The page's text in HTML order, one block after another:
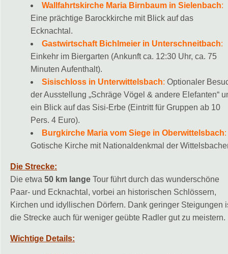
Wallfahrtskirche Maria Birnbaum in Sielenbach:
Eine prächtige Barockkirche mit Blick auf das
Ecknachtal.
Gastwirtschaft Bichlmeier in Unterschneitbach:
Einkehr im Biergarten (Ankunft ca. 12:30 Uhr, ca. 75
Minuten Aufenthalt).
Sisischloss in Unterwittelsbach: Optionaler
der Ausstellung „Schräge Vögel & andere Elefanten“
ein Blick auf das Sisi-Erbe (Eintritt für Gruppen ab 10
Pers. 4 Euro).
Burgkirche Maria vom Siege in Oberwittelsbach:
Gotische Kirche mit Nationaldenkmal der
Die Strecke:
Die etwa 50 km lange Tour führt durch das wunderschöne
Paar- und Ecknachtal, vorbei an historischen Schlössern,
Kirchen und idyllischen Dörfern. Dank geringer Steigungen
die Strecke auch für weniger geübte Radler gut zu meistern.
Wichtige Details: